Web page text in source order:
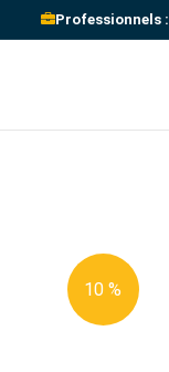
Professionnels :
10 %